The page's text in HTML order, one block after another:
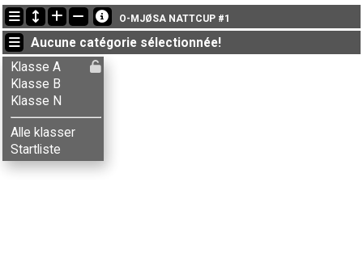
Dernières mises à jour
15:55:59: Ulyana Kuznetsova (Klasse N) a terminé , chrono: 16:47 (4)
15:55:28: Kira Kuznetsova (Klasse N) a terminé , chrono: 17:07 (5)
15:54:31: Tetiana Kuznetsova (Klasse N) a terminé , chrono: 17:12 (6)
O-MJØSA NATTCUP #1
Aucune catégorie sélectionnée!
Klasse A
Klasse B
Klasse N
Alle klasser
Startliste